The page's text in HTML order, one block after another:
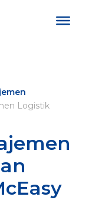
Logistik